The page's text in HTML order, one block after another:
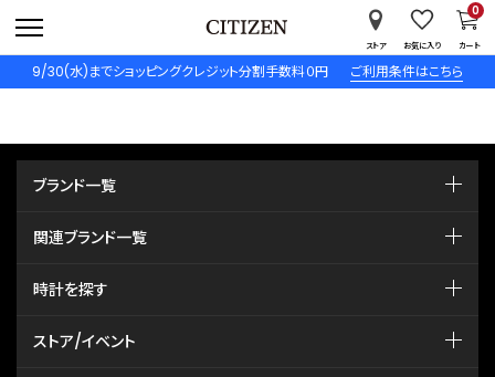
9/30(水)までショッピングクレジット分割手数料０円 ご利用条件はこちら
ストア お気に入り カート
0
ブランド一覧
関連ブランド一覧
時計を探す
ストア/イベント